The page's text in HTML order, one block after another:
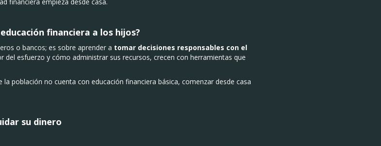
financiera a los hijos?
o bancos; es sobre aprender a tomar decisiones responsables con el
del esfuerzo y cómo administrar sus recursos, crecen con herramientas que
población no cuenta con educación financiera básica, comenzar desde casa
su dinero